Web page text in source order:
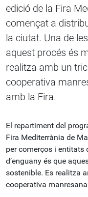
edició de la Fira
començat a
la ciutat. Una de
aquest procés és
realitza amb un
cooperativa
amb la Fira.
El repartiment del
Fira Mediterrània de
per comerços i entitats
d’enguany és que
sostenible. Es realitza
cooperativa